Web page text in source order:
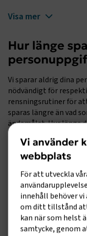
Visa mer
Hur länge
Vi sparar aldrig dina
nödvändigt för
rensningsrutiner för
sparas längre än vad
ändamålet. Hur länge
för behandlingen.
lagstiftning t ex
specialkost raderas
Vad är dina
registrerad?
Som registrerad har
rättigheter. Hur du
Vi använder
webbplats
För att utveckla
innehåll behöver vi
om ditt tillstånd att
kan när som helst
samtycke, genom